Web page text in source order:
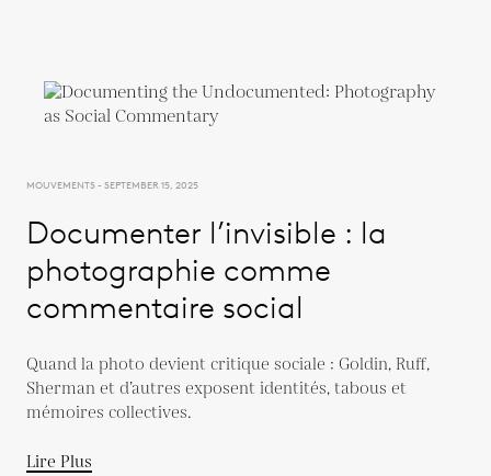
MOUVEMENTS - SEPTEMBER 15, 2025
Documenter l’invisible : la
photographie comme
commentaire social
Quand la photo devient critique sociale : Goldin, Ruff,
Sherman et d’autres exposent identités, tabous et
mémoires collectives.
Lire Plus